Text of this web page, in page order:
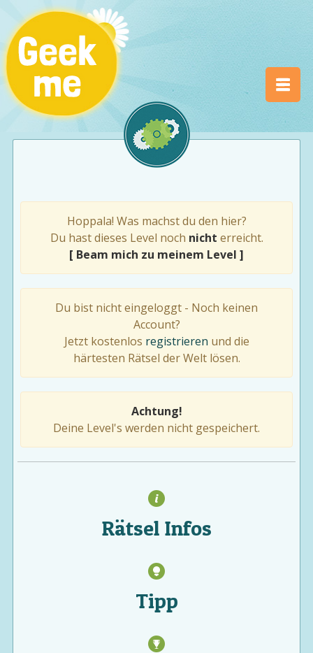
Hoppala! Was machst du den hier?
Du hast dieses Level noch nicht erreicht.
[ Beam mich zu meinem Level ]
Du bist nicht eingeloggt - Noch keinen
Account?
Jetzt kostenlos registrieren und die
härtesten Rätsel der Welt lösen.
Achtung!
Deine Level's werden nicht gespeichert.
Rätsel Infos
Tipp